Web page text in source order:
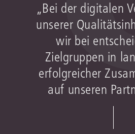
„Bei der digitalen
unserer
wir bei
Zielgruppen in
erfolgreicher
auf unseren